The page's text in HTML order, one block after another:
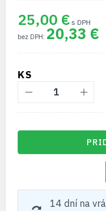
25,00 €
20,33 €
KS
14 dní na